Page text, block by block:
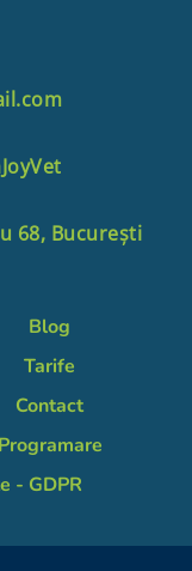
68, București
Blog
Tarife
Contact
Programare
- GDPR